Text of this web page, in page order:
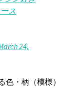
ス
24,
・柄（模様）